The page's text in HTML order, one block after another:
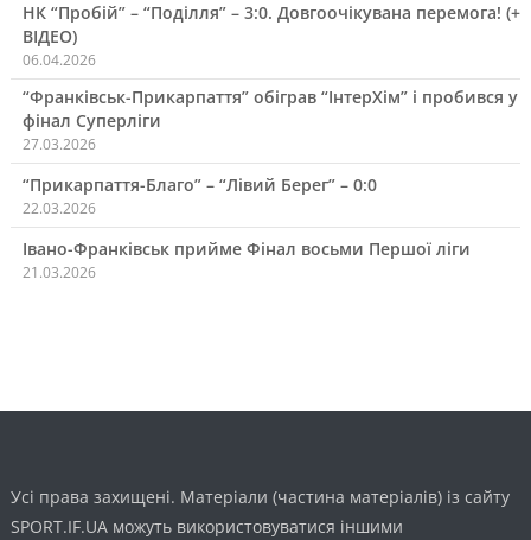
НК “Пробій” – “Поділля” – 3:0. Довгоочікувана перемога! (+
ВІДЕО)
06.04.2026
“Франківськ-Прикарпаття” обіграв “ІнтерХім” і пробився у
фінал Суперліги
27.03.2026
“Прикарпаття-Благо” – “Лівий Берег” – 0:0
22.03.2026
Івано-Франківськ прийме Фінал восьми Першої ліги
21.03.2026
Усі права захищені. Матеріали (частина матеріалів) із сайту
SPORT.IF.UA можуть використовуватися іншими